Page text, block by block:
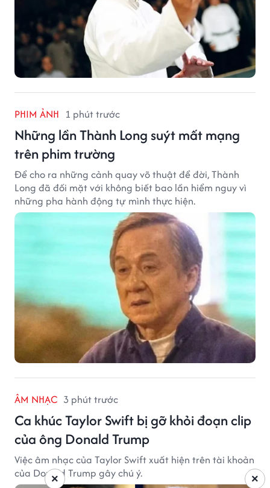
PHIM ẢNH 1 phút trước
Những lần Thành Long suýt mất mạng
trên phim trường
Để cho ra những cảnh quay võ thuật để đời, Thành
Long đã đối mặt với không biết bao lần hiểm nguy vì
những pha hành động tự mình thực hiện.
ÂM NHẠC 3 phút trước
Ca khúc Taylor Swift bị gỡ khỏi đoạn clip
của ông Donald Trump
Việc âm nhạc của Taylor Swift xuất hiện trên tài khoản
của Donald Trump gây chú ý.
×
×